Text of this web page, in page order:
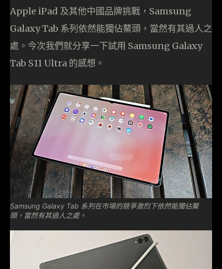
Apple iPad 及其他中國品牌挑戰，Samsung
Galaxy Tab 系列依然能獨佔鰲頭，當然有其過人之
處。今次我們就分享一下試用 Samsung Galaxy
Tab S11 Ultra 的感想。
Samsung Galaxy Tab 系列在市場的競爭激烈下依然能獨佔鰲
頭，當然有其過人之處。